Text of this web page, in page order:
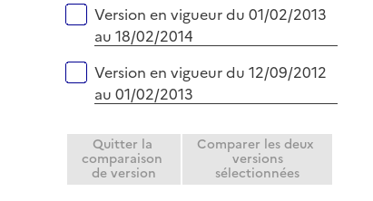
Version en vigueur du 01/02/2013
au 18/02/2014
Version en vigueur du 12/09/2012
au 01/02/2013
Quitter la
comparaison
de version
Comparer les deux
versions
sélectionnées